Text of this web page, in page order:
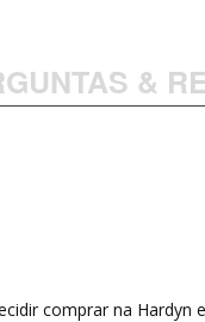
&
comprar na Hardyn